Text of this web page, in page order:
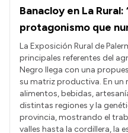
Banacloy en La
protagonismo que
La Exposición Rural de
principales referentes del
Negro llega con una
su matriz productiva. En un
alimentos, bebidas,
distintas regiones y la
provincia, mostrando el
valles hasta la cordillera, la